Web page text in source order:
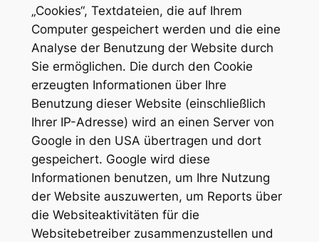
„Cookies“, Textdateien, die auf Ihrem
Computer gespeichert werden und die eine
Analyse der Benutzung der Website durch
Sie ermöglichen. Die durch den Cookie
erzeugten Informationen über Ihre
Benutzung dieser Website (einschließlich
Ihrer IP-Adresse) wird an einen Server von
Google in den USA übertragen und dort
gespeichert. Google wird diese
Informationen benutzen, um Ihre Nutzung
der Website auszuwerten, um Reports über
die Websiteaktivitäten für die
Websitebetreiber zusammenzustellen und